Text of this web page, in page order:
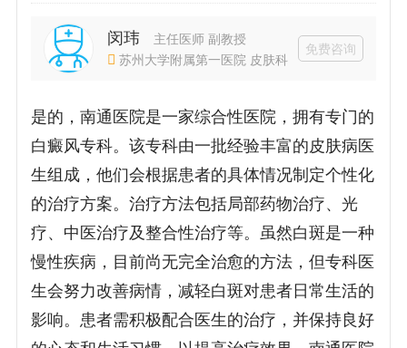
闵玮
主任医师 副教授
苏州大学附属第一医院 皮肤科
免费咨询
是的，南通医院是一家综合性医院，拥有专门的
白癜风专科。该专科由一批经验丰富的皮肤病医
生组成，他们会根据患者的具体情况制定个性化
的治疗方案。治疗方法包括局部药物治疗、光
疗、中医治疗及整合性治疗等。虽然白斑是一种
慢性疾病，目前尚无完全治愈的方法，但专科医
生会努力改善病情，减轻白斑对患者日常生活的
影响。患者需积极配合医生的治疗，并保持良好